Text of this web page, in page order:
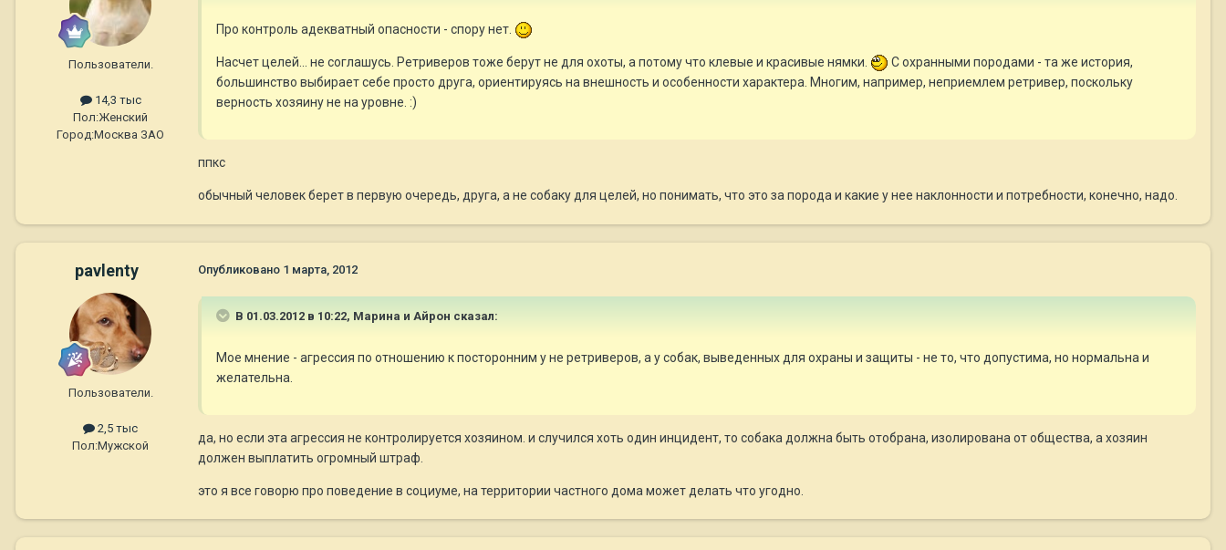
Пользователи.
14,3 тыс
Пол:Женский
Город:Москва ЗАО
Про контроль адекватный опасности - спору нет.
Насчет целей... не соглашусь. Ретриверов тоже берут не для охоты, а потому что клевые и красивые нямки.
С охранными породами - та же история,
большинство выбирает себе просто друга, ориентируясь на внешность и особенности характера. Многим, например, неприемлем ретривер, поскольку
верность хозяину не на уровне. :)
ппкс
обычный человек берет в первую очередь, друга, а не собаку для целей, но понимать, что это за порода и какие у нее наклонности и потребности, конечно, надо.
pavlenty
Пользователи.
2,5 тыс
Пол:Мужской
Опубликовано 1 марта, 2012
В 01.03.2012 в 10:22, Марина и Айрон сказал:
Мое мнение - агрессия по отношению к посторонним у не ретриверов, а у собак, выведенных для охраны и защиты - не то, что допустима, но нормальна и
желательна.
да, но если эта агрессия не контролируется хозяином. и случился хоть один инцидент, то собака должна быть отобрана, изолирована от общества, а хозяин
должен выплатить огромный штраф.
это я все говорю про поведение в социуме, на территории частного дома может делать что угодно.